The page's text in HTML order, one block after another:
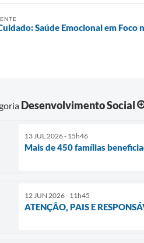
Saúde Emocional em Foco
Desenvolvimento Social
13 JUL 2026 - 15h46
Mais de 450 famílias
12 JUN 2026 - 11h45
ATENÇÃO, PAIS E